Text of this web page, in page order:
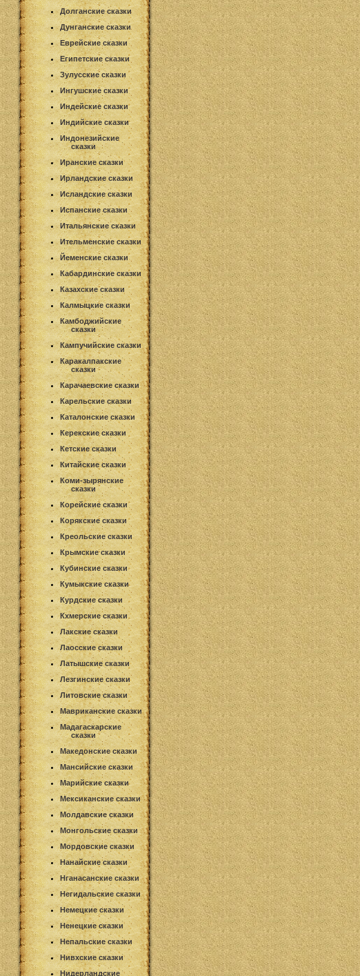
Долганские сказки
Дунганские сказки
Еврейские сказки
Египетские сказки
Зулусские сказки
Ингушские сказки
Индейские сказки
Индийские сказки
Индонезийские
сказки
Иранские сказки
Ирландские сказки
Исландские сказки
Испанские сказки
Итальянские сказки
Ительменские сказки
Йеменские сказки
Кабардинские сказки
Казахские сказки
Калмыцкие сказки
Камбоджийские
сказки
Кампучийские сказки
Каракалпакские
сказки
Карачаевские сказки
Карельские сказки
Каталонские сказки
Керекские сказки
Кетские сказки
Китайские сказки
Коми-зырянские
сказки
Корейские сказки
Корякские сказки
Креольские сказки
Крымские сказки
Кубинские сказки
Кумыкские сказки
Курдские сказки
Кхмерские сказки
Лакские сказки
Лаосские сказки
Латышские сказки
Лезгинские сказки
Литовские сказки
Мавриканские сказки
Мадагаскарские
сказки
Македонские сказки
Мансийские сказки
Марийские сказки
Мексиканские сказки
Молдавские сказки
Монгольские сказки
Мордовские сказки
Нанайские сказки
Нганасанские сказки
Негидальские сказки
Немецкие сказки
Ненецкие сказки
Непальские сказки
Нивхские сказки
Нидерландские